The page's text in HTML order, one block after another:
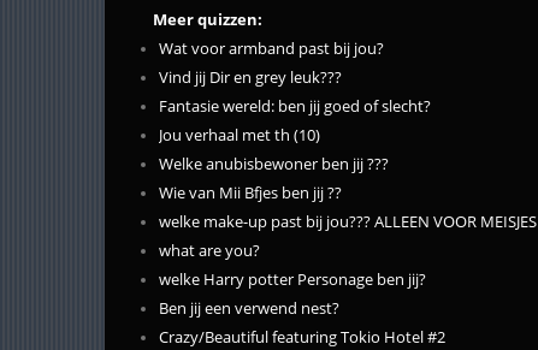
Meer quizzen:
Wat voor armband past bij jou?
Vind jij Dir en grey leuk???
Fantasie wereld: ben jij goed of slecht?
Jou verhaal met th (10)
Welke anubisbewoner ben jij ???
Wie van Mii Bfjes ben jij ??
welke make-up past bij jou??? ALLEEN VOOR MEISJES
what are you?
welke Harry potter Personage ben jij?
Ben jij een verwend nest?
Crazy/Beautiful featuring Tokio Hotel #2